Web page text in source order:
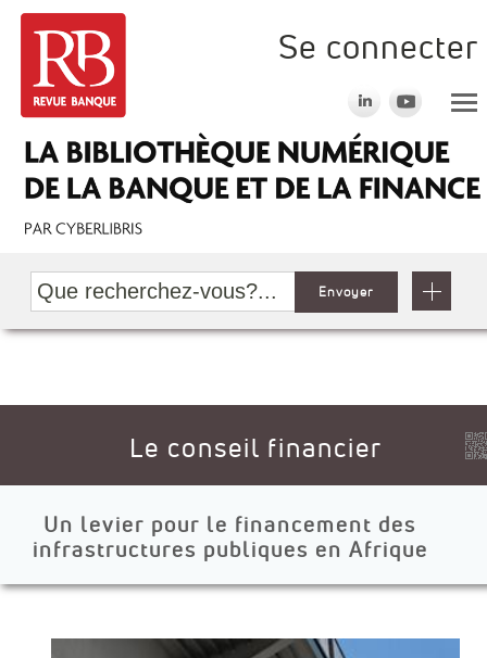
Se connecter
Envoyer
Le conseil financier
Un levier pour le financement des
infrastructures publiques en Afrique